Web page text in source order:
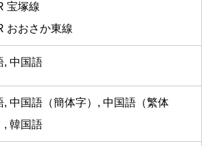
宝塚線
おおさか東線
, 中国語
, 中国語（簡体字）, 中国語（繁体
, 韓国語